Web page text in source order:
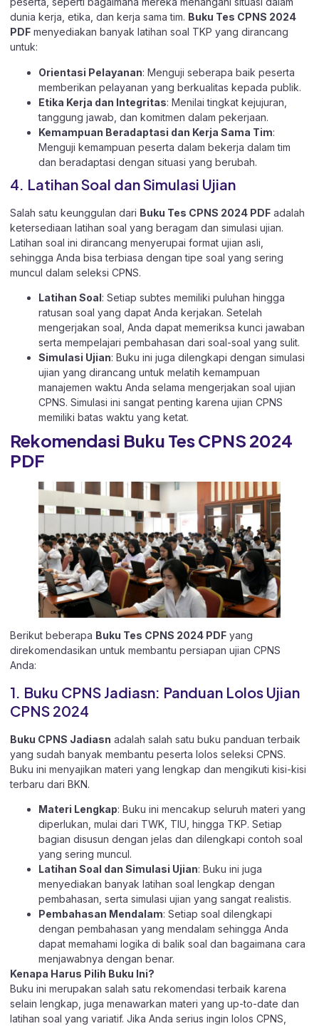
dunia kerja, etika, dan kerja sama tim. Buku Tes CPNS 2024
PDF menyediakan banyak latihan soal TKP yang dirancang
untuk:
Orientasi Pelayanan: Menguji seberapa baik peserta
memberikan pelayanan yang berkualitas kepada publik.
Etika Kerja dan Integritas: Menilai tingkat kejujuran,
tanggung jawab, dan komitmen dalam pekerjaan.
Kemampuan Beradaptasi dan Kerja Sama Tim:
Menguji kemampuan peserta dalam bekerja dalam tim
dan beradaptasi dengan situasi yang berubah.
4. Latihan Soal dan Simulasi Ujian
Salah satu keunggulan dari Buku Tes CPNS 2024 PDF adalah
ketersediaan latihan soal yang beragam dan simulasi ujian.
Latihan soal ini dirancang menyerupai format ujian asli,
sehingga Anda bisa terbiasa dengan tipe soal yang sering
muncul dalam seleksi CPNS.
Latihan Soal: Setiap subtes memiliki puluhan hingga
ratusan soal yang dapat Anda kerjakan. Setelah
mengerjakan soal, Anda dapat memeriksa kunci jawaban
serta mempelajari pembahasan dari soal-soal yang sulit.
Simulasi Ujian: Buku ini juga dilengkapi dengan simulasi
ujian yang dirancang untuk melatih kemampuan
manajemen waktu Anda selama mengerjakan soal ujian
CPNS. Simulasi ini sangat penting karena ujian CPNS
memiliki batas waktu yang ketat.
Rekomendasi Buku Tes CPNS 2024
PDF
Berikut beberapa Buku Tes CPNS 2024 PDF yang
direkomendasikan untuk membantu persiapan ujian CPNS
Anda:
1. Buku CPNS Jadiasn: Panduan Lolos Ujian
CPNS 2024
Buku CPNS Jadiasn adalah salah satu buku panduan terbaik
yang sudah banyak membantu peserta lolos seleksi CPNS.
Buku ini menyajikan materi yang lengkap dan mengikuti kisi-kisi
terbaru dari BKN.
Materi Lengkap: Buku ini mencakup seluruh materi yang
diperlukan, mulai dari TWK, TIU, hingga TKP. Setiap
bagian disusun dengan jelas dan dilengkapi contoh soal
yang sering muncul.
Latihan Soal dan Simulasi Ujian: Buku ini juga
menyediakan banyak latihan soal lengkap dengan
pembahasan, serta simulasi ujian yang sangat realistis.
Pembahasan Mendalam: Setiap soal dilengkapi
dengan pembahasan yang mendalam sehingga Anda
dapat memahami logika di balik soal dan bagaimana cara
menjawabnya dengan benar.
Kenapa Harus Pilih Buku Ini?
Buku ini merupakan salah satu rekomendasi terbaik karena
selain lengkap, juga menawarkan materi yang up-to-date dan
latihan soal yang variatif. Jika Anda serius ingin lolos CPNS,